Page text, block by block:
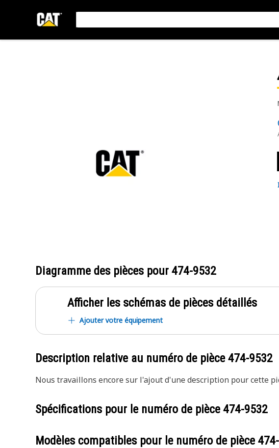
Diagramme des pièces pour 474-9532
Afficher les schémas de pièces détaillés
Ajouter votre équipement
Description relative au numéro de pièce 474-9532
Nous travaillons encore sur l'ajout d'une description pour cette
Spécifications pour le numéro de pièce 474-9532
Modèles compatibles pour le numéro de pièce